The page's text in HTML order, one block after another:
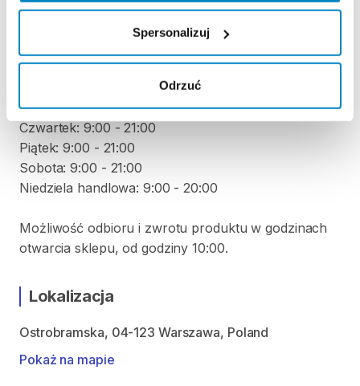
Spersonalizuj
Odrzuć
ODBIÓR I ZWROT SPRZĘTU
Poniedziałek: 9:00 - 21:00
Środa: 9:00 - 21:00
Czwartek: 9:00 - 21:00
Piątek: 9:00 - 21:00
Sobota: 9:00 - 21:00
Niedziela handlowa: 9:00 - 20:00
Możliwość odbioru i zwrotu produktu w godzinach
otwarcia sklepu, od godziny 10:00.
Lokalizacja
Ostrobramska, 04-123 Warszawa, Poland
Pokaż na mapie